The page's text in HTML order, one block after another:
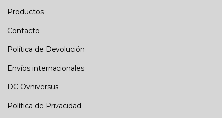
Productos
Contacto
Política de Devolución
Envíos internacionales
DC Ovniversus
Política de Privacidad